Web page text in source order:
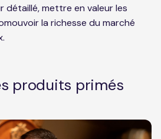
mettre en valeur les
la richesse du marché
produits primés